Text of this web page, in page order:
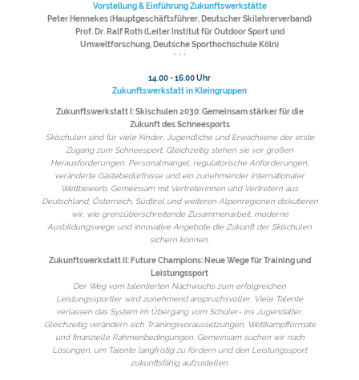
Vorstellung & Einführung Zukunftswerkstätte
Peter Hennekes (Hauptgeschäftsführer, Deutscher Skilehrerverband)
Prof. Dr. Ralf Roth (Leiter Institut für Outdoor Sport und
Umweltforschung, Deutsche Sporthochschule Köln)
* * *
14.00 - 16.00 Uhr
Zukunftswerkstatt in Kleingruppen
Zukunftswerkstatt I: Skischulen 2030: Gemeinsam stärker für die
Zukunft des Schneesports
Skischulen sind für viele Kinder, Jugendliche und Erwachsene der erste
Zugang zum Schneesport. Gleichzeitig stehen sie vor großen
Herausforderungen: Personalmangel, regulatorische Anforderungen,
veränderte Gästebedürfnisse und ein zunehmender internationaler
Wettbewerb. Gemeinsam mit Vertreterinnen und Vertretern aus
Deutschland, Österreich, Südtirol und weiteren Alpenregionen diskutieren
wir, wie grenzüberschreitende Zusammenarbeit, moderne
Ausbildungswege und innovative Angebote die Zukunft der Skischulen
sichern können.
Zukunftswerkstatt II: Future Champions: Neue Wege für Training und
Leistungssport
Der Weg vom talentierten Nachwuchs zum erfolgreichen
Leistungssportler wird zunehmend anspruchsvoller. Viele Talente
verlassen das System im Übergang vom Schüler- ins Jugendalter.
Gleichzeitig verändern sich Trainingsvoraussetzungen, Wettkampfformate
und finanzielle Rahmenbedingungen. Gemeinsam suchen wir nach
Lösungen, um Talente langfristig zu fördern und den Leistungssport
zukunftsfähig aufzustellen.